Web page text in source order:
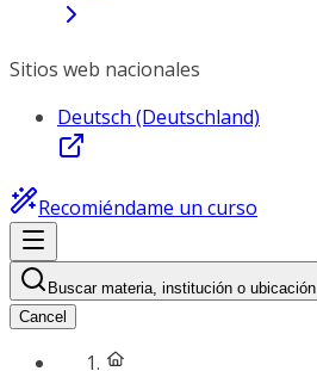
Sitios web nacionales
Deutsch (Deutschland)
Recomiéndame un curso
Buscar materia, institución o ubicación
Cancel